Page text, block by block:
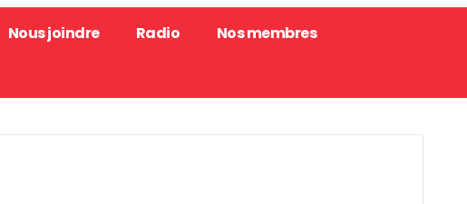
Nous joindre Radio
Nos membres